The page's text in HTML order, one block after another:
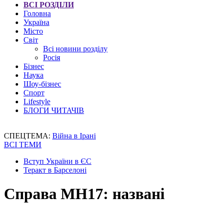
ВСІ РОЗДІЛИ
Головна
Україна
Місто
Світ
Всі новини розділу
Росія
Бізнес
Наука
Шоу-бізнес
Спорт
Lifestyle
БЛОГИ ЧИТАЧІВ
СПЕЦТЕМА: Війна в Ірані
ВСІ ТЕМИ
Вступ України в ЄС
Теракт в Барселоні
Справа MH17: названі